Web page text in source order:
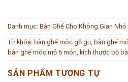
Danh mục: Bàn Ghế Cho Không Gian Nhỏ
Từ khóa: bàn ghế móc gỗ gụ, bàn ghế
bàn ghế móc mỏ 6 món, kích thước bộ
SẢN PHẨM TƯƠNG TỰ